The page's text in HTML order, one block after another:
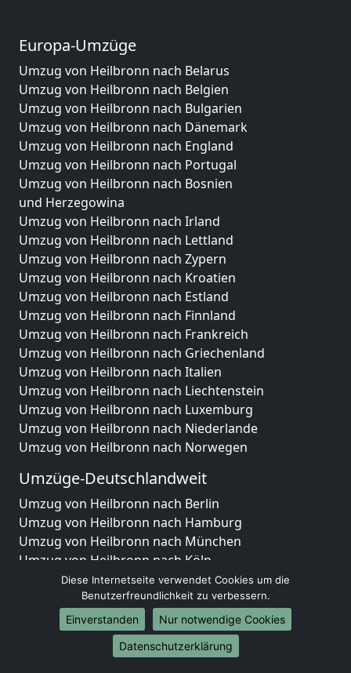
Europa-Umzüge
Umzug von Heilbronn nach Belarus
Umzug von Heilbronn nach Belgien
Umzug von Heilbronn nach Bulgarien
Umzug von Heilbronn nach Dänemark
Umzug von Heilbronn nach England
Umzug von Heilbronn nach Portugal
Umzug von Heilbronn nach Bosnien
und Herzegowina
Umzug von Heilbronn nach Irland
Umzug von Heilbronn nach Lettland
Umzug von Heilbronn nach Zypern
Umzug von Heilbronn nach Kroatien
Umzug von Heilbronn nach Estland
Umzug von Heilbronn nach Finnland
Umzug von Heilbronn nach Frankreich
Umzug von Heilbronn nach Griechenland
Umzug von Heilbronn nach Italien
Umzug von Heilbronn nach Liechtenstein
Umzug von Heilbronn nach Luxemburg
Umzug von Heilbronn nach Niederlande
Umzug von Heilbronn nach Norwegen
Umzüge-Deutschlandweit
Umzug von Heilbronn nach Berlin
Umzug von Heilbronn nach Hamburg
Umzug von Heilbronn nach München
Umzug von Heilbronn nach Köln
Umzug von Heilbronn nach Frankfurt am Main
Umzug von Heilbronn nach Stuttgart
Umzug von Heilbronn nach Düsseldorf
Umzug von Heilbronn nach Leipzig
Umzug von Heilbronn nach Dortmund
Diese Internetseite verwendet Cookies um die
Benutzerfreundlichkeit zu verbessern.
Einverstanden
Nur notwendige Cookies
Datenschutzerklärung